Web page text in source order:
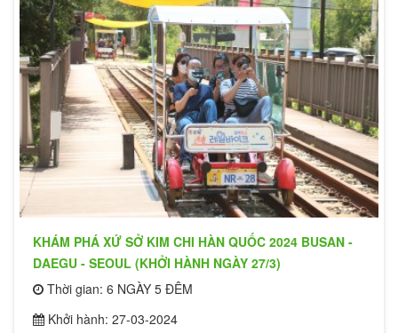
KHÁM PHÁ XỨ SỞ KIM CHI HÀN QUỐC 2024 BUSAN -
DAEGU - SEOUL (KHỞI HÀNH NGÀY 27/3)
Thời gian: 6 NGÀY 5 ĐÊM
Khởi hành: 27-03-2024